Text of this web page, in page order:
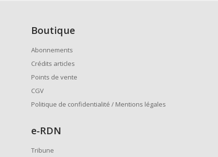
Boutique
Abonnements
Crédits articles
Points de vente
CGV
Politique de confidentialité / Mentions légales
e-RDN
Tribune